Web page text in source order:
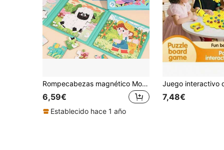
Rompecabezas magnético Montessori 3 en 1, juguete educativo preescolar para niños y niñas de 3 a 6 años, regalo de Navidad, juguete de rompecabezas interactivo para padres e hijos para mejorar la concentración y el pensamiento lógico
6,59€
Establecido hace 1 año
7,48€